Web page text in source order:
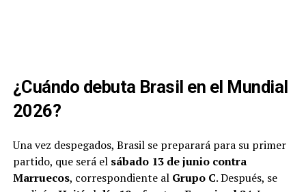
¿Cuándo debuta Brasil en el Mundial
2026?
Una vez despegados, Brasil se preparará para su primer
partido, que será el sábado 13 de junio contra
Marruecos, correspondiente al Grupo C. Después, se